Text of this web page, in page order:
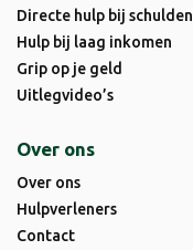
Directe hulp bij schulden
Hulp bij laag inkomen
Grip op je geld
Uitlegvideo’s
Over ons
Over ons
Hulpverleners
Contact